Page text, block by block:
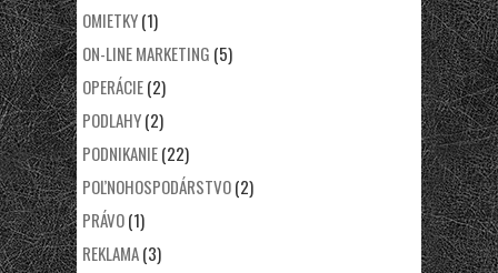
OMIETKY(1)
ON-LINE MARKETING (5)
OPERÁCIE(2)
PODLAHY(2)
PODNIKANIE(22)
POĽNOHOSPODÁRSTVO(2)
PRÁVO(1)
REKLAMA(3)